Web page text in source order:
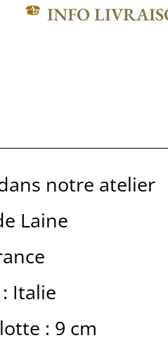
INFO
notre atelier
Laine
Italie
: 9 cm